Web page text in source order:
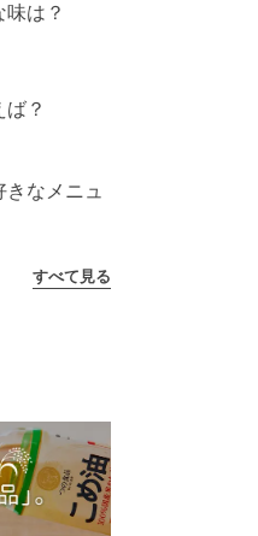
は？
？
なメニュ
すべて見る